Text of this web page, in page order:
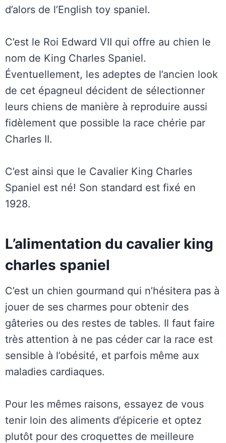
d’alors de l’English toy spaniel.
C’est le Roi Edward VII qui offre au chien le
nom de King Charles Spaniel.
Éventuellement, les adeptes de l’ancien look
de cet épagneul décident de sélectionner
leurs chiens de manière à reproduire aussi
fidèlement que possible la race chérie par
Charles II.
C’est ainsi que le Cavalier King Charles
Spaniel est né! Son standard est fixé en
1928.
L’alimentation du cavalier king
charles spaniel
C’est un chien gourmand qui n’hésitera pas à
jouer de ses charmes pour obtenir des
gâteries ou des restes de tables. Il faut faire
très attention à ne pas céder car la race est
sensible à l’obésité, et parfois même aux
maladies cardiaques.
Pour les mêmes raisons, essayez de vous
tenir loin des aliments d’épicerie et optez
plutôt pour des croquettes de meilleure